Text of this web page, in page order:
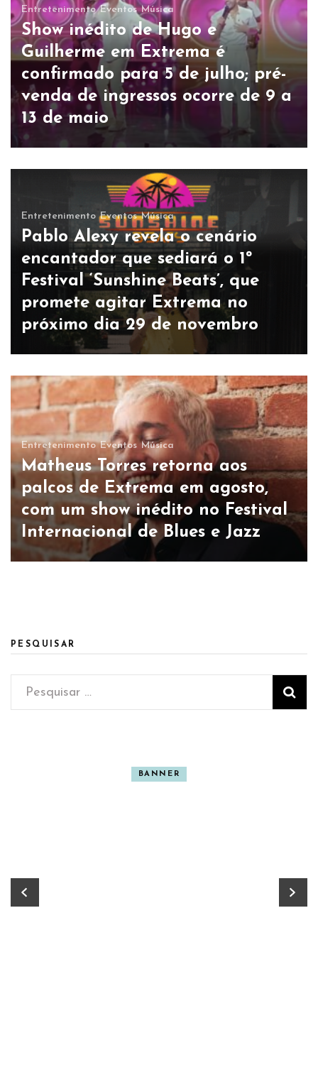
Entretenimento Eventos Música
Show inédito de Hugo e
Guilherme em Extrema é
confirmado para 5 de julho; pré-
venda de ingressos ocorre de 9 a
13 de maio
Entretenimento Eventos Música
Pablo Alexy revela o cenário
encantador que sediará o 1º
Festival ‘Sunshine Beats’, que
promete agitar Extrema no
próximo dia 29 de novembro
Entretenimento Eventos Música
Matheus Torres retorna aos
palcos de Extrema em agosto,
com um show inédito no Festival
Internacional de Blues e Jazz
PESQUISAR
Pesquisar
por:
BANNER